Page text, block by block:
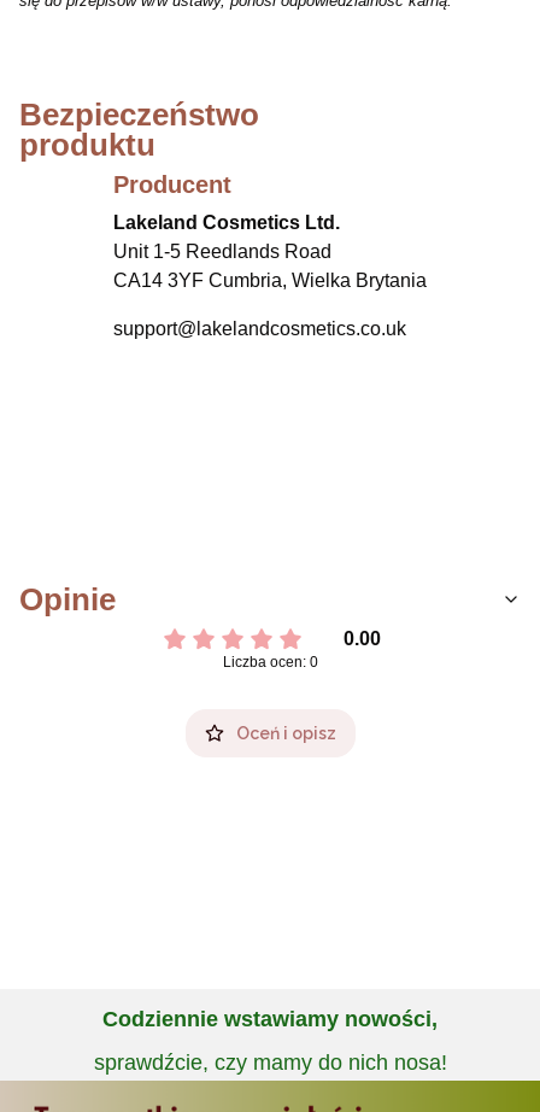
Bezpieczeństwo
produktu
Producent
Lakeland Cosmetics Ltd.
Unit 1-5 Reedlands Road
CA14 3YF Cumbria, Wielka Brytania
support@lakelandcosmetics.co.uk
Opinie
0.00
Liczba ocen: 0
Oceń i opisz
Codziennie wstawiamy nowości,
sprawdźcie, czy mamy do nich nosa!